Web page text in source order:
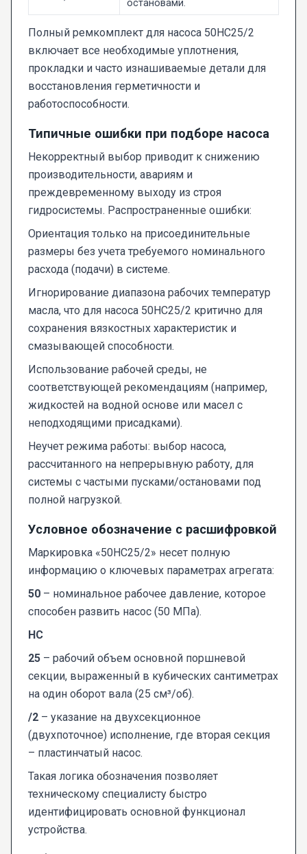
остановами.
Полный ремкомплект для насоса 50НС25/2
включает все необходимые уплотнения,
прокладки и часто изнашиваемые детали для
восстановления герметичности и
работоспособности.
Типичные ошибки при подборе насоса
Некорректный выбор приводит к снижению
производительности, авариям и
преждевременному выходу из строя
гидросистемы. Распространенные ошибки:
Ориентация только на присоединительные
размеры без учета требуемого номинального
расхода (подачи) в системе.
Игнорирование диапазона рабочих температур
масла, что для насоса 50НС25/2 критично для
сохранения вязкостных характеристик и
смазывающей способности.
Использование рабочей среды, не
соответствующей рекомендациям (например,
жидкостей на водной основе или масел с
неподходящими присадками).
Неучет режима работы: выбор насоса,
рассчитанного на непрерывную работу, для
системы с частыми пусками/остановами под
полной нагрузкой.
Условное обозначение с расшифровкой
Маркировка «50НС25/2» несет полную
информацию о ключевых параметрах агрегата:
50 – номинальное рабочее давление, которое
способен развить насос (50 МПа).
НС
25 – рабочий объем основной поршневой
секции, выраженный в кубических сантиметрах
на один оборот вала (25 см³/об).
/2 – указание на двухсекционное
(двухпоточное) исполнение, где вторая секция
– пластинчатый насос.
Такая логика обозначения позволяет
техническому специалисту быстро
идентифицировать основной функционал
устройства.